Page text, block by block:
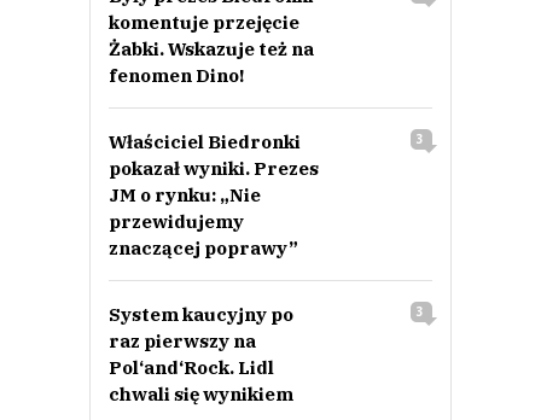
komentuje przejęcie
Żabki. Wskazuje też na
fenomen Dino!
Właściciel Biedronki
pokazał wyniki. Prezes
JM o rynku: „Nie
przewidujemy
znaczącej poprawy”
3
System kaucyjny po
raz pierwszy na
Pol‘and‘Rock. Lidl
chwali się wynikiem
3